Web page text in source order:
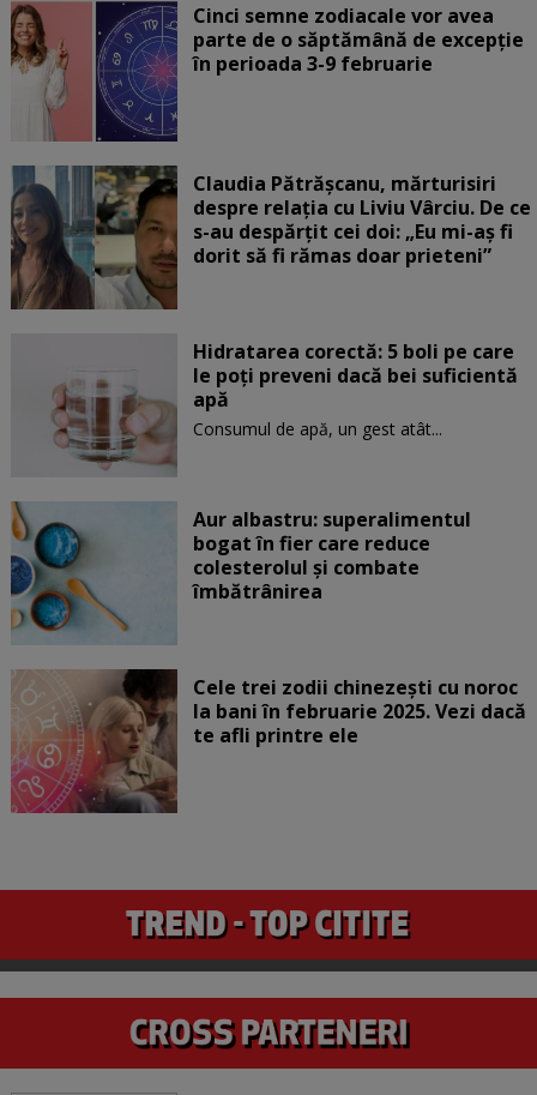
Cinci semne zodiacale vor avea
parte de o săptămână de excepție
în perioada 3-9 februarie
Claudia Pătrășcanu, mărturisiri
despre relația cu Liviu Vârciu. De ce
s-au despărțit cei doi: „Eu mi-aș fi
dorit să fi rămas doar prieteni”
Hidratarea corectă: 5 boli pe care
le poți preveni dacă bei suficientă
apă
Consumul de apă, un gest atât...
Aur albastru: superalimentul
bogat în fier care reduce
colesterolul și combate
îmbătrânirea
Cele trei zodii chinezești cu noroc
la bani în februarie 2025. Vezi dacă
te afli printre ele